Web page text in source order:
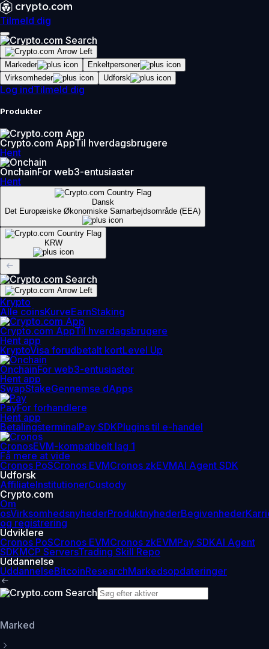
Tilmeld dig
Markeder
Enkeltpersoner
Virksomheder
Udforsk
Log indTilmeld dig
Produkter
Crypto.com AppTil hverdagsbrugere
Hent
OnchainFor web3-entusiaster
Hent
Dansk
Det Europæiske Økonomiske Samarbejdsområde (EEA)
KRW
Krypto
Alle coinsKurveEarnStaking
Crypto.com AppTil hverdagsbrugere
Hent app
KryptoVisa forudbetalt kortLevel Up
OnchainFor web3-entusiaster
Hent app
SwapStakeGennemse dApps
PayFor forhandlere
Hent app
BetalingsterminalPay SDKPlugins til e-handel
CronosEVM-kompatibelt lag 1
Få mere at vide
Cronos PoSCronos EVMCronos zkEVMAI Agent SDK
Udforsk
AffiliateInstitutionerCustody
Crypto.com
Om
osVirksomhedsnyhederProduktnyhederBegivenheder
og registrering
Udviklere
Cronos PoSCronos EVMCronos zkEVMPay SDKAI Agent
SDKMCP ServersTrading Skill Repo
Uddannelse
UddannelseBitcoinResearchMarkedsopdateringer
Marked